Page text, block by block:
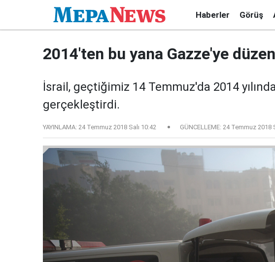
Haberler Görüş
2014'ten bu yana Gazze'ye
İsrail, geçtiğimiz 14 Temmuz'da 2014
gerçekleştirdi.
YAYINLAMA: 24 Temmuz 2018 Salı 10:42 GÜNCELLEME: 24 Temmuz 2018